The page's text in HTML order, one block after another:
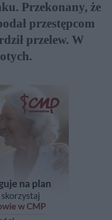
Przekonany, że
przestępcom
przelew. W